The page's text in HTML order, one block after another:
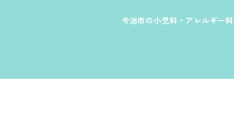
今治市の小児科・アレルギー科